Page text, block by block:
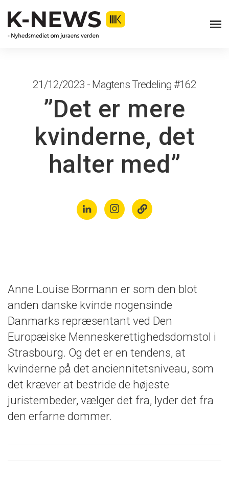
21/12/2023 - Magtens Tredeling #162
”Det er mere
kvinderne, det
halter med”
Anne Louise Bormann er som den blot
anden danske kvinde nogensinde
Danmarks repræsentant ved Den
Europæiske Menneskerettighedsdomstol i
Strasbourg. Og det er en tendens, at
kvinderne på det anciennitetsniveau, som
det kræver at bestride de højeste
juristembeder, vælger det fra, lyder det fra
den erfarne dommer.